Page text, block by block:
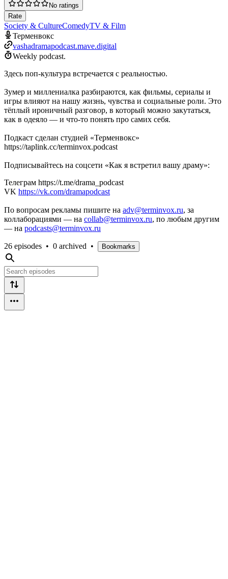
No ratings
Rate
Society & CultureComedyTV & Film
Терменвокс
vashadramapodcast.mave.digital
Weekly podcast.
Здесь поп-культура встречается с реальностью.
Зумер и миллениалка разбираются, как фильмы, сериалы и
игры влияют на нашу жизнь, чувства и социальные роли. Это
тёплый ироничный разговор, в который можно закутаться,
как в одеяло — и что-то понять про самих себя.
Подкаст сделан студией «Терменвокс»
https://taplink.cc/terminvox.podcast
Подписывайтесь на соцсети «Как я встретил вашу драму»:
Телеграм https://t.me/drama_podcast
VK https://vk.com/dramapodcast
По вопросам рекламы пишите на adv@terminvox.ru, за
коллаборациями — на collab@terminvox.ru, по любым другим
— на podcasts@terminvox.ru
26 episodes • 0 archived • Bookmarks